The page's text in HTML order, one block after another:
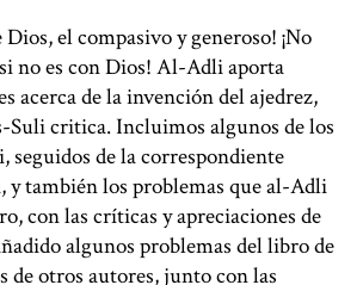
Dios, el compasivo y generoso! ¡No
no es con Dios! Al-Adli aporta
acerca de la invención del ajedrez,
Suli critica. Incluimos algunos de los
seguidos de la correspondiente
y también los problemas que al-Adli
con las críticas y apreciaciones de
algunos problemas del libro de
de otros autores, junto con las